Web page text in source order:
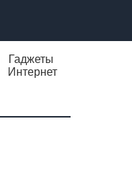
Гаджеты
Интернет